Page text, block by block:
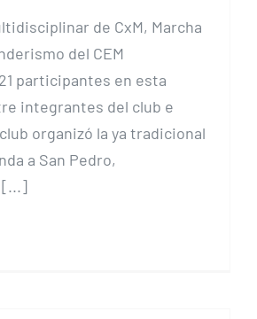
de CxM, Marcha
del CEM
participantes en esta
integrantes del club e
organizó la ya tradicional
a San Pedro,
[...]